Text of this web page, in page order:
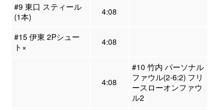
#9 東口 スティール
(1本)
4:08
#15 伊東 2Pシュー
ト×
4:08
4:08
#10 竹内 パーソナル
ファウル(2-6:2) フリ
ースローオンファウ
ル2